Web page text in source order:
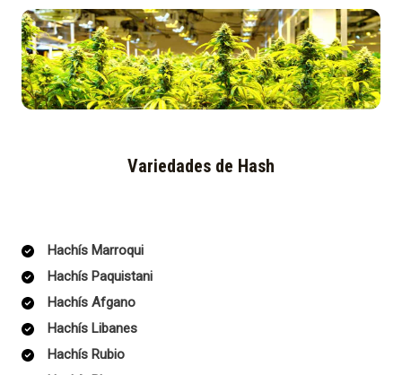
Variedades de Hash
Hachís Marroqui
Hachís Paquistani
Hachís Afgano
Hachís Libanes
Hachís Rubio